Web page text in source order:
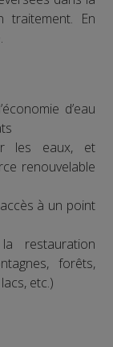
traitement. En
d’eau
les eaux, et
renouvelable
à un point
restauration
forêts,
etc.)